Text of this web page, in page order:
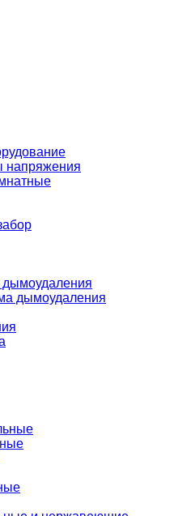
напряжения
дымоудаления
дымоудаления